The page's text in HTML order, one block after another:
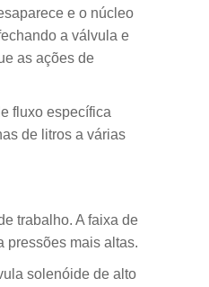
e o núcleo
a válvula e
as ações de
fluxo específica
de litros a várias
trabalho. A faixa de
pressões mais altas.
solenóide de alto